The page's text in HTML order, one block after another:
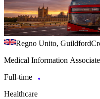
Regno Unito, Guildford
Medical Information
Full-time
Healthcare